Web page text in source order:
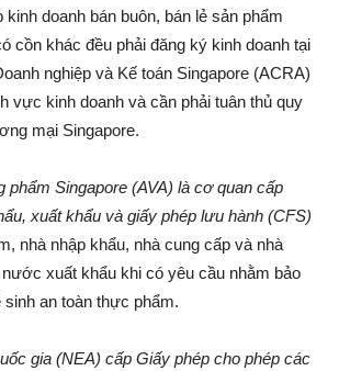
kinh doanh bán buôn, bán lẻ sản phẩm
cồn khác đều phải đăng ký kinh doanh tại
nghiệp và Kế toán Singapore (ACRA)
vực kinh doanh và cần phải tuân thủ quy
mại Singapore.
phẩm Singapore (AVA) là cơ quan cấp
xuất khẩu và giấy phép lưu hành (CFS)
nhà nhập khẩu, nhà cung cấp và nhà
xuất khẩu khi có yêu cầu nhằm bảo
an toàn thực phẩm.
gia (NEA) cấp Giấy phép cho phép các